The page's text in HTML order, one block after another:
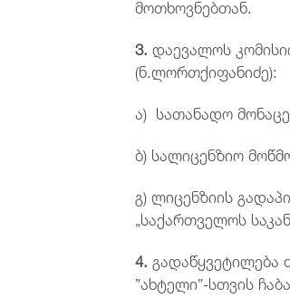
3.დაევალოს
(ნ.ლორთქიფანიძე):
ა) სათანადო
ბ) სალიცენზიო
გ) ლიცენზიის
„საქართველოს
4.გადაწყვეტილება
”ახტელი”-სთვის